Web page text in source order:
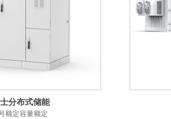
分布式储能
柜
额定容量额定